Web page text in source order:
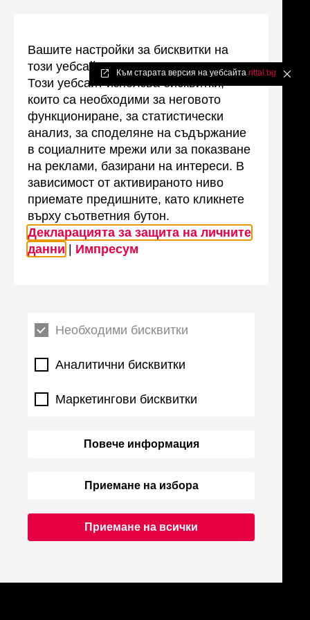
Към старата версия на уебсайта rittal.bg ✖
Вашите настройки за бисквитки на
този уебсайт
Този уебсайт използва бисквитки,
които са необходими за неговото
функциониране, за статистически
анализ, за споделяне на съдържание
в социалните мрежи или за показване
на реклами, базирани на интереси. В
зависимост от активираното ниво
приемате предишните, като кликнете
върху съответния бутон.
Декларацията за защита на личните
данни
Импресум
Необходими бисквитки
Аналитични бисквитки
Маркетингови бисквитки
Повече информация
Приемане на избора
Приемане на всички